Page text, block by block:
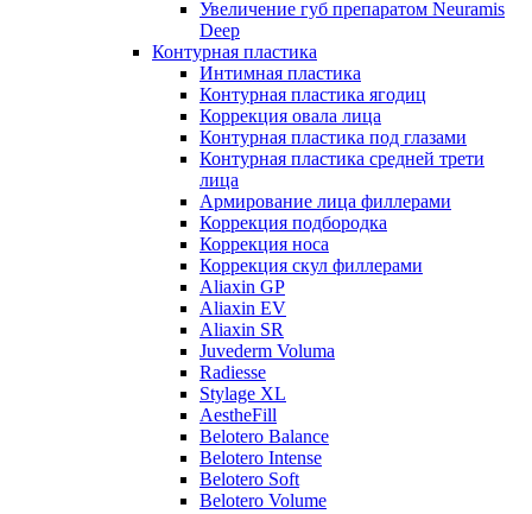
Увеличение губ препаратом Neuramis
Deep
Контурная пластика
Интимная пластика
Контурная пластика ягодиц
Коррекция овала лица
Контурная пластика под глазами
Контурная пластика средней трети
лица
Армирование лица филлерами
Коррекция подбородка
Коррекция носа
Коррекция скул филлерами
Aliaxin GP
Aliaxin EV
Aliaxin SR
Juvederm Voluma
Radiesse
Stylage XL
AestheFill
Belotero Balance
Belotero Intense
Belotero Soft
Belotero Volume